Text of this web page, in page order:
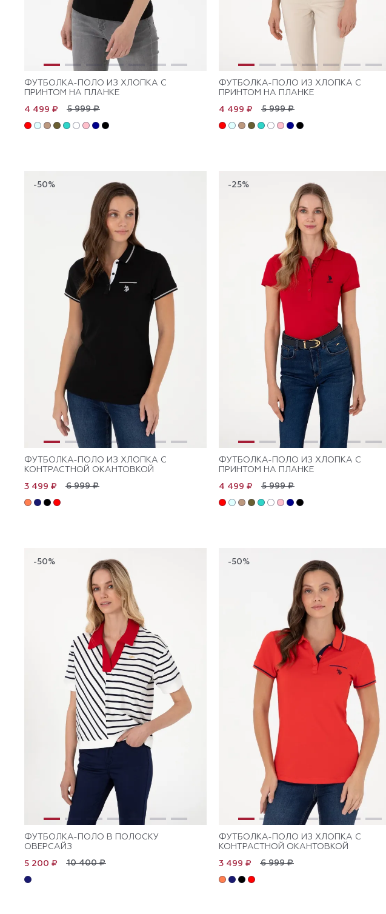
ФУТБОЛКА-ПОЛО ИЗ ХЛОПКА С
ПРИНТОМ НА ПЛАНКЕ
5 999 ₽
4 499 ₽
ФУТБОЛКА-ПОЛО ИЗ ХЛОПКА С
ПРИНТОМ НА ПЛАНКЕ
5 999 ₽
4 499 ₽
-50%
ФУТБОЛКА-ПОЛО ИЗ ХЛОПКА С
КОНТРАСТНОЙ ОКАНТОВКОЙ
6 999 ₽
3 499 ₽
-25%
ФУТБОЛКА-ПОЛО ИЗ ХЛОПКА С
ПРИНТОМ НА ПЛАНКЕ
5 999 ₽
4 499 ₽
-50%
ФУТБОЛКА-ПОЛО В ПОЛОСКУ
ОВЕРСАЙЗ
10 400 ₽
5 200 ₽
-50%
ФУТБОЛКА-ПОЛО ИЗ ХЛОПКА С
КОНТРАСТНОЙ ОКАНТОВКОЙ
6 999 ₽
3 499 ₽